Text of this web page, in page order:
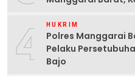
4 HUKRIM
Polres Manggarai
Pelaku
Bajo